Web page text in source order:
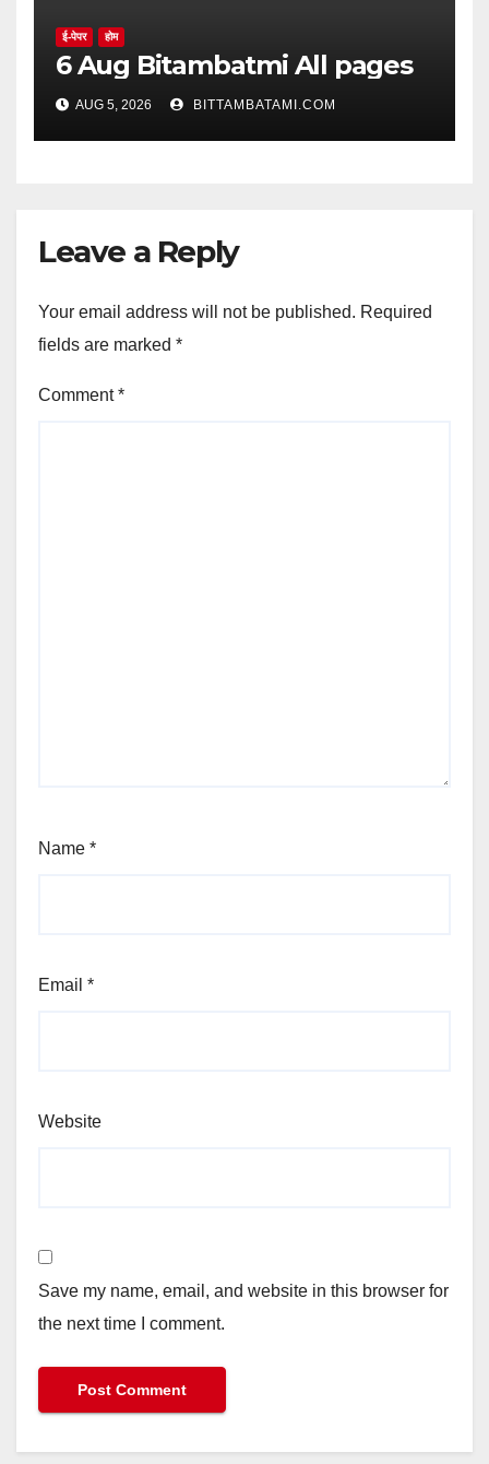
ई-पेपर होम
6 Aug Bitambatmi All pages
AUG 5, 2026 BITTAMBATAMI.COM
Leave a Reply
Your email address will not be published. Required
fields are marked *
Comment*
Name *
Email *
Website
Save my name, email, and website in this browser for
the next time I comment.